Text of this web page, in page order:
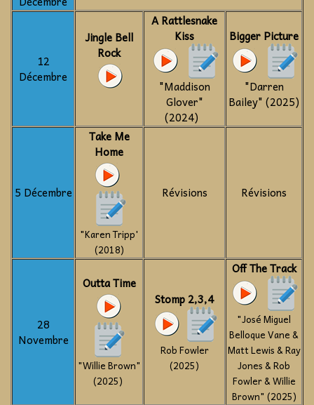
12
Décembre
Jingle Bell
Rock
A Rattlesnake
Kiss
"Maddison
Glover"
(2024)
Bigger Picture
"Darren
Bailey" (2025)
5 Décembre
Take Me
Home
"Karen Tripp'
(2018)
Révisions Révisions
28
Novembre
Outta Time
"Willie Brown"
(2025)
Stomp 2,3,4
Rob Fowler
(2025)
Off The Track
"José Miguel
Belloque Vane &
Matt Lewis & Ray
Jones & Rob
Fowler & Willie
Brown" (2025)